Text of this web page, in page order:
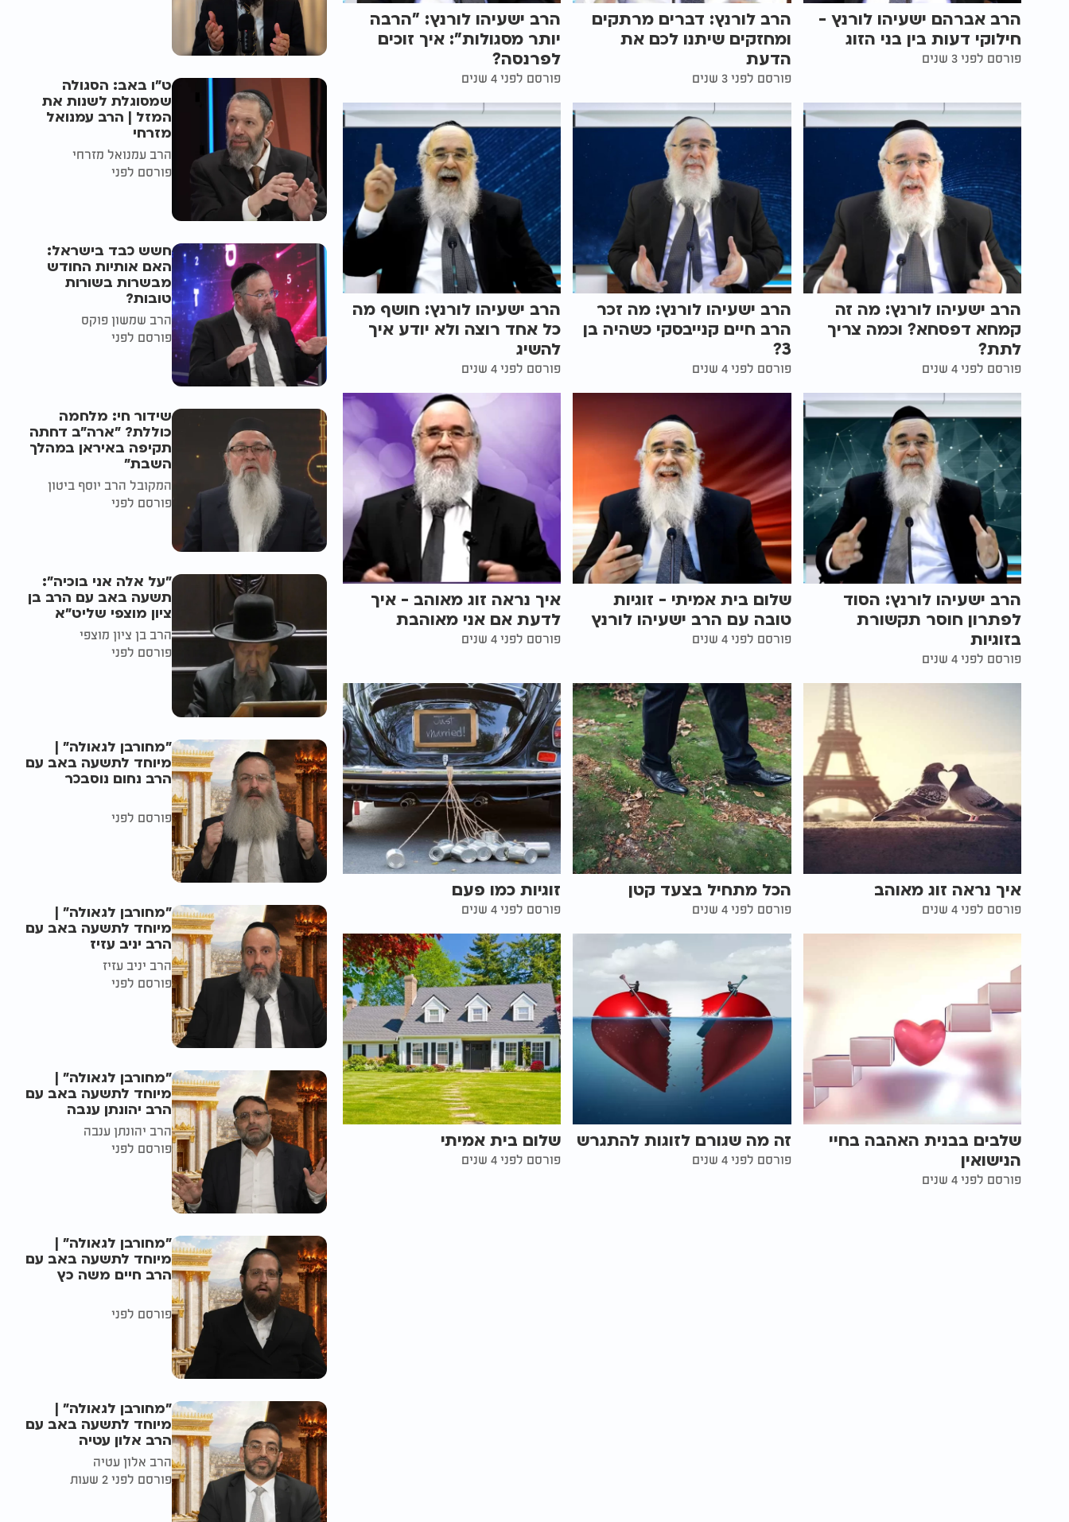
הרב אברהם ישעיהו לורנץ -
חילוקי דעות בין בני הזוג
פורסם לפני 3 שנים
הרב לורנץ: דברים מרתקים
ומחזקים שיתנו לכם את
הדעת
פורסם לפני 3 שנים
הרב ישעיהו לורנץ: "הרבה
יותר מסגולות": איך זוכים
לפרנסה?
פורסם לפני 4 שנים
הרב ישעיהו לורנץ: מה זה
קמחא דפסחא? וכמה צריך
לתת?
פורסם לפני 4 שנים
הרב ישעיהו לורנץ: מה זכר
הרב חיים קנייבסקי כשהיה בן
3?
פורסם לפני 4 שנים
הרב ישעיהו לורנץ: חושף מה
כל אחד רוצה ולא יודע איך
להשיג
פורסם לפני 4 שנים
הרב ישעיהו לורנץ: הסוד
לפתרון חוסר תקשורת
בזוגיות
פורסם לפני 4 שנים
שלום בית אמיתי - זוגיות
טובה עם הרב ישעיהו לורנץ
פורסם לפני 4 שנים
איך נראה זוג מאוהב - איך
לדעת אם אני מאוהבת
פורסם לפני 4 שנים
איך נראה זוג מאוהב
פורסם לפני 4 שנים
הכל מתחיל בצעד קטן
פורסם לפני 4 שנים
זוגיות כמו פעם
פורסם לפני 4 שנים
שלבים בבנית האהבה בחיי
הנישואין
פורסם לפני 4 שנים
זה מה שגורם לזוגות להתגרש
פורסם לפני 4 שנים
שלום בית אמיתי
פורסם לפני 4 שנים
ט"ו באב: הסגולה
שמסוגלת לשנות את
המזל | הרב עמנואל
מזרחי
הרב עמנואל מזרחי
פורסם לפני
חשש כבד בישראל:
האם אותיות החודש
מבשרות בשורות
טובות?
הרב שמשון פוקס
פורסם לפני
שידור חי: מלחמה
כוללת? ״ארה"ב דחתה
תקיפה באיראן במהלך
השבת״
המקובל הרב יוסף ביטון
פורסם לפני
"על אלה אני בוכיה":
תשעה באב עם הרב בן
ציון מוצפי שליט"א
הרב בן ציון מוצפי
פורסם לפני
"מחורבן לגאולה" |
מיוחד לתשעה באב עם
הרב נחום נוסבכר
פורסם לפני
"מחורבן לגאולה" |
מיוחד לתשעה באב עם
הרב יניב עזיז
הרב יניב עזיז
פורסם לפני
"מחורבן לגאולה" |
מיוחד לתשעה באב עם
הרב יהונתן ענבה
הרב יהונתן ענבה
פורסם לפני
"מחורבן לגאולה" |
מיוחד לתשעה באב עם
הרב חיים משה כץ
פורסם לפני
"מחורבן לגאולה" |
מיוחד לתשעה באב עם
הרב אלון עטיה
הרב אלון עטיה
פורסם לפני 2 שעות